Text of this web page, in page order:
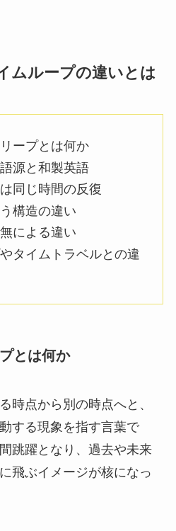
ムループの違いとは
ープとは何か
源と和製英語
同じ時間の反復
構造の違い
による違い
タイムトラベルとの違
とは何か
時点から別の時点へと、
する現象を指す言葉で
跳躍となり、過去や未来
飛ぶイメージが核になっ